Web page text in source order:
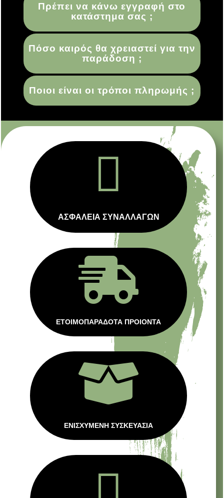
Πρέπει να κάνω εγγραφή στο
κατάστημα σας ;
Πόσο καιρός θα χρειαστεί για την
παράδοση ;
Ποιοι είναι οι τρόποι πληρωμής ;

ΑΣΦΑΛΕΙΑ ΣΥΝΑΛΛΑΓΩΝ

ΕΤΟΙΜΟΠΑΡΑΔΟΤΑ ΠΡΟΙΟΝΤΑ

ΕΝΙΣΧΥΜΕΝΗ ΣΥΣΚΕΥΑΣΙΑ
